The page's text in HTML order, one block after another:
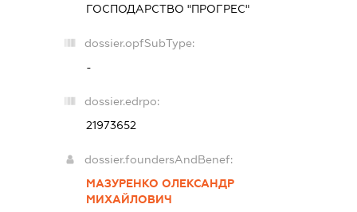
ГОСПОДАРСТВО "ПРОГРЕС"
dossier.opfSubType:
-
dossier.edrpo:
21973652
dossier.foundersAndBenef:
МАЗУРЕНКО ОЛЕКСАНДР
МИХАЙЛОВИЧ